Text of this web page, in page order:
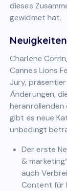
dieses
gewidmet hat.
Charlene
Cannes Lions
Jury,
Änderungen,
heranrollenden
gibt es neue
unbedingt
Der erste
&
auch
Content für